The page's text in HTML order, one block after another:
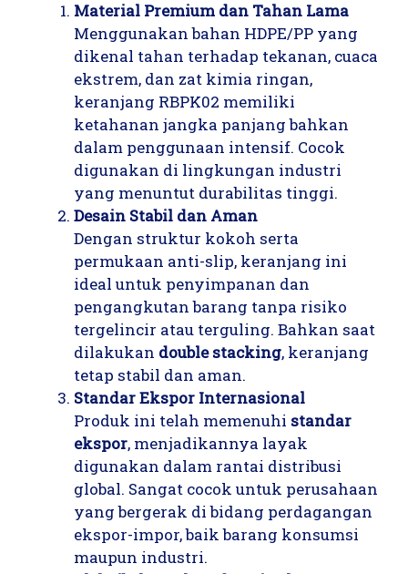
Material Premium dan Tahan Lama
Menggunakan bahan HDPE/PP yang
dikenal tahan terhadap tekanan, cuaca
ekstrem, dan zat kimia ringan,
keranjang RBPK02 memiliki
ketahanan jangka panjang bahkan
dalam penggunaan intensif. Cocok
digunakan di lingkungan industri
yang menuntut durabilitas tinggi.
Desain Stabil dan Aman
Dengan struktur kokoh serta
permukaan anti-slip, keranjang ini
ideal untuk penyimpanan dan
pengangkutan barang tanpa risiko
tergelincir atau terguling. Bahkan saat
dilakukan double stacking, keranjang
tetap stabil dan aman.
Standar Ekspor Internasional
Produk ini telah memenuhi standar
ekspor, menjadikannya layak
digunakan dalam rantai distribusi
global. Sangat cocok untuk perusahaan
yang bergerak di bidang perdagangan
ekspor-impor, baik barang konsumsi
maupun industri.